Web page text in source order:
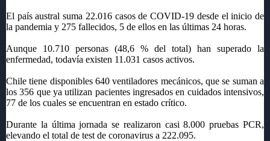
El país austral suma 22.016 casos de COVID-19 desde el inicio de
la pandemia y 275 fallecidos, 5 de ellos en las últimas 24 horas.
Aunque 10.710 personas (48,6 % del total) han superado la
enfermedad, todavía existen 11.031 casos activos.
Chile tiene disponibles 640 ventiladores mecánicos, que se suman a
los 356 que ya utilizan pacientes ingresados en cuidados intensivos,
77 de los cuales se encuentran en estado crítico.
Durante la última jornada se realizaron casi 8.000 pruebas PCR,
elevando el total de test de coronavirus a 222.095.